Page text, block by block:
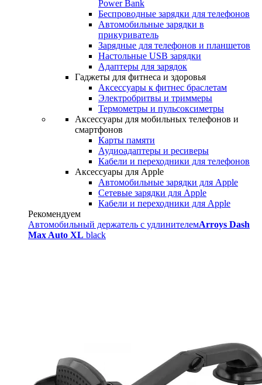
Power Bank
Беспроводные зарядки для телефонов
Автомобильные зарядки в
прикуриватель
Зарядные для телефонов и планшетов
Настольные USB зарядки
Адаптеры для зарядок
Гаджеты для фитнеса и здоровья
Аксессуары к фитнес браслетам
Электробритвы и триммеры
Термометры и пульсоксиметры
Аксессуары для мобильных телефонов и
смартфонов
Карты памяти
Аудиоадаптеры и ресиверы
Кабели и переходники для телефонов
Аксессуары для Apple
Автомобильные зарядки для Apple
Сетевые зарядки для Apple
Кабели и переходники для Apple
Рекомендуем
Автомобильный держатель с удлинителемArroys Dash
Max Auto XL black